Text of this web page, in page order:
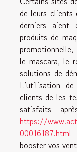
de leurs clients
derniers aient
produits de
le mascara, le
solutions de
L’utilisation
clients de les
satisfaits
https://
00016187.html
booster vos